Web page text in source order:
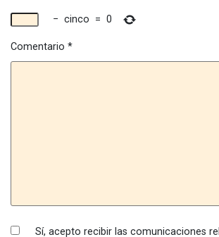
− cinco = 0
Comentario *
Sí, acepto recibir las comunicaciones